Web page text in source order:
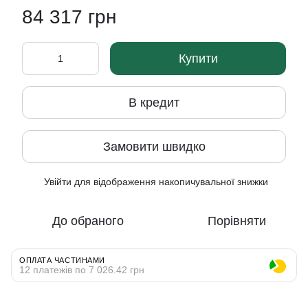
84 317 грн
Купити
В кредит
Замовити швидко
Увійти для відображення накопичувальної знижки
До обраного Порівняти
ОПЛАТА ЧАСТИНАМИ
12 платежів по 7 026.42 грн